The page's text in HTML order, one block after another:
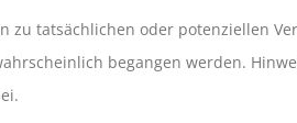
zu tatsächlichen oder potenziellen
begangen werden.